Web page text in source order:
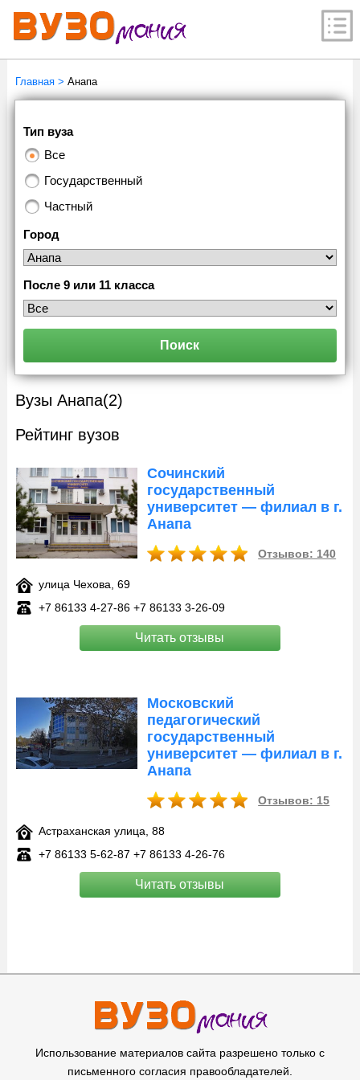
Главная> Анапа
Тип вуза
Все
Государственный
Частный
Город
После 9 или 11 класса
Поиск
Вузы Анапа(2)
Рейтинг вузов
Сочинский
государственный
университет — филиал в г.
Анапа
Отзывов: 140
улица Чехова, 69
+7 86133 4‑27-86 +7 86133 3‑26-09
Читать отзывы
Московский
педагогический
государственный
университет — филиал в г.
Анапа
Отзывов: 15
Астраханская улица, 88
+7 86133 5‑62-87 +7 86133 4‑26-76
Читать отзывы
Использование материалов сайта разрешено только с
письменного согласия правообладателей.